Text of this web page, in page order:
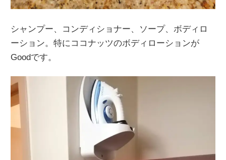
シャンプー、コンディショナー、ソープ、ボディロ
ーション。特にココナッツのボディローションが
Goodです。